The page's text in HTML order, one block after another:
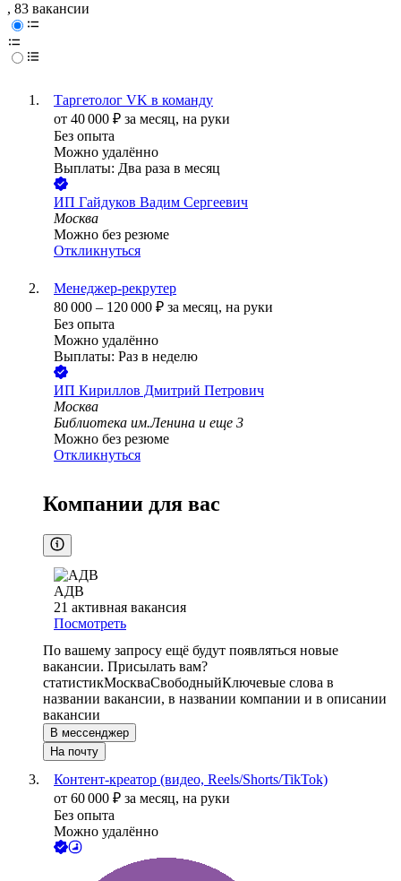
, 83 вакансии
Таргетолог VK в команду
от 40 000 ₽ за месяц, на руки
Без опыта
Можно удалённо
Выплаты: Два раза в месяц
ИП Гайдуков Вадим Сергеевич
Москва
Можно без резюме
Откликнуться
Менеджер-рекрутер
80 000 – 120 000 ₽ за месяц, на руки
Без опыта
Можно удалённо
Выплаты: Раз в неделю
ИП Кириллов Дмитрий Петрович
Москва
Библиотека им.Ленина и еще 3
Можно без резюме
Откликнуться
Компании для вас
АДВ
21 активная вакансия
Посмотреть
По вашему запросу ещё будут появляться новые
вакансии. Присылать вам?
статистикМоскваСвободныйКлючевые слова в
названии вакансии, в названии компании и в описании
вакансии
В мессенджер
На почту
Контент-креатор (видео, Reels/Shorts/TikTok)
от 60 000 ₽ за месяц, на руки
Без опыта
Можно удалённо